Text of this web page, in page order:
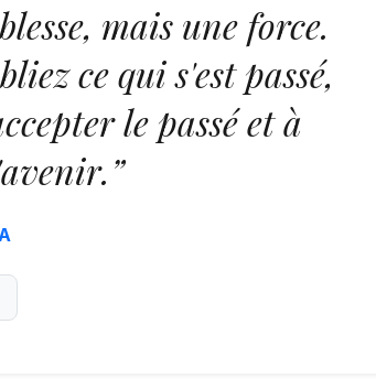
mais une force.
ce qui s'est passé,
le passé et à